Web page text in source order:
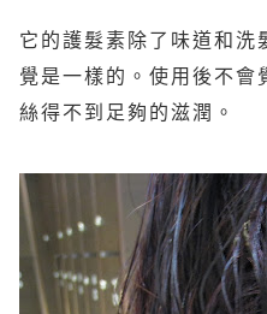
它的護髮素除了味道和洗
覺是一樣的。使用後不會
絲得不到足夠的滋潤。